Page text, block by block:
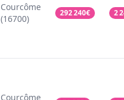
Courcôme
(16700)
292 240€ 2
Courcôme